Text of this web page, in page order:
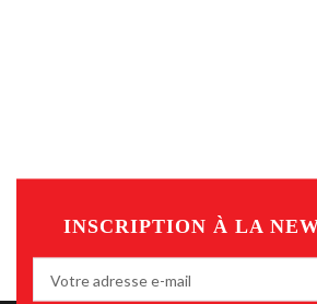
INSCRIPTION À LA